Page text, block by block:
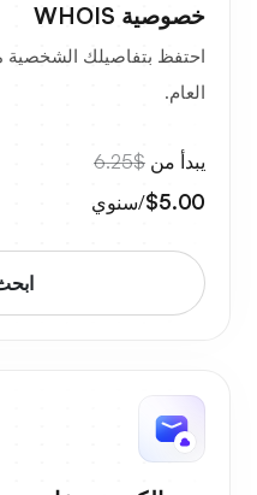
خصوصية WHOIS
احتفظ بتفاصيلك
العام.
يبدأ من $6.25
$5.00/سنوي